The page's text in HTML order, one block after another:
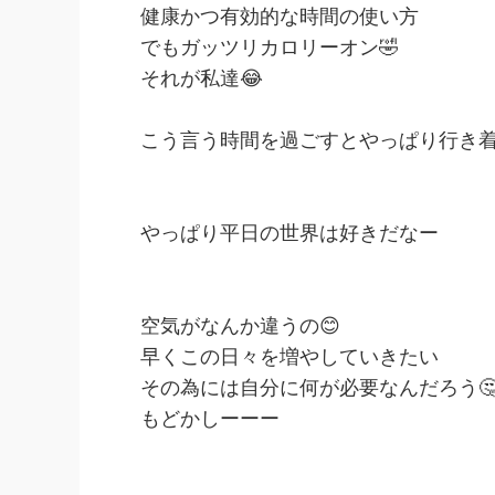
健康かつ有効的な時間の使い方
でもガッツリカロリーオン🤣
それが私達😂
こう言う時間を過ごすとやっぱり行き
やっぱり平日の世界は好きだなー
空気がなんか違うの😊
早くこの日々を増やしていきたい
その為には自分に何が必要なんだろう
もどかしーーー